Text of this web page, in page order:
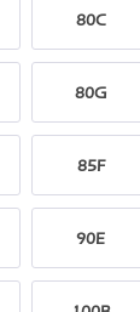
80C
80G
85F
90E